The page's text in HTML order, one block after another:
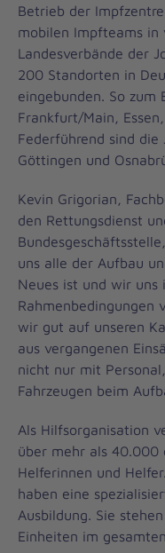
Betrieb der
mobilen Impfteams in
Landesverbände der
200 Standorten in
eingebunden. So zum
Frankfurt/Main,
Federführend sind
Göttingen und
Kevin Grigorian,
den Rettungsdienst
uns alle der Aufbau
Neues ist und wir uns
Rahmenbedingungen
wir gut auf unseren
aus vergangenen
nicht nur mit
Fahrzeugen beim
Als Hilfsorganisation
über mehr als 40.000
Helferinnen und
haben eine
Ausbildung. Sie
Einheiten im